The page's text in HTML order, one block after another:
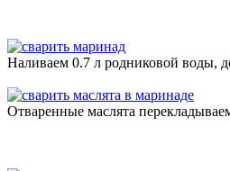
Наливаем 0.7 л родниковой воды,
Отваренные маслята